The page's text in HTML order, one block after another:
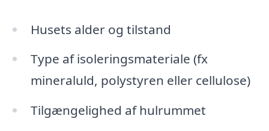
Husets alder og tilstand
Type af isoleringsmateriale (fx
mineraluld, polystyren eller cellulose)
Tilgængelighed af hulrummet